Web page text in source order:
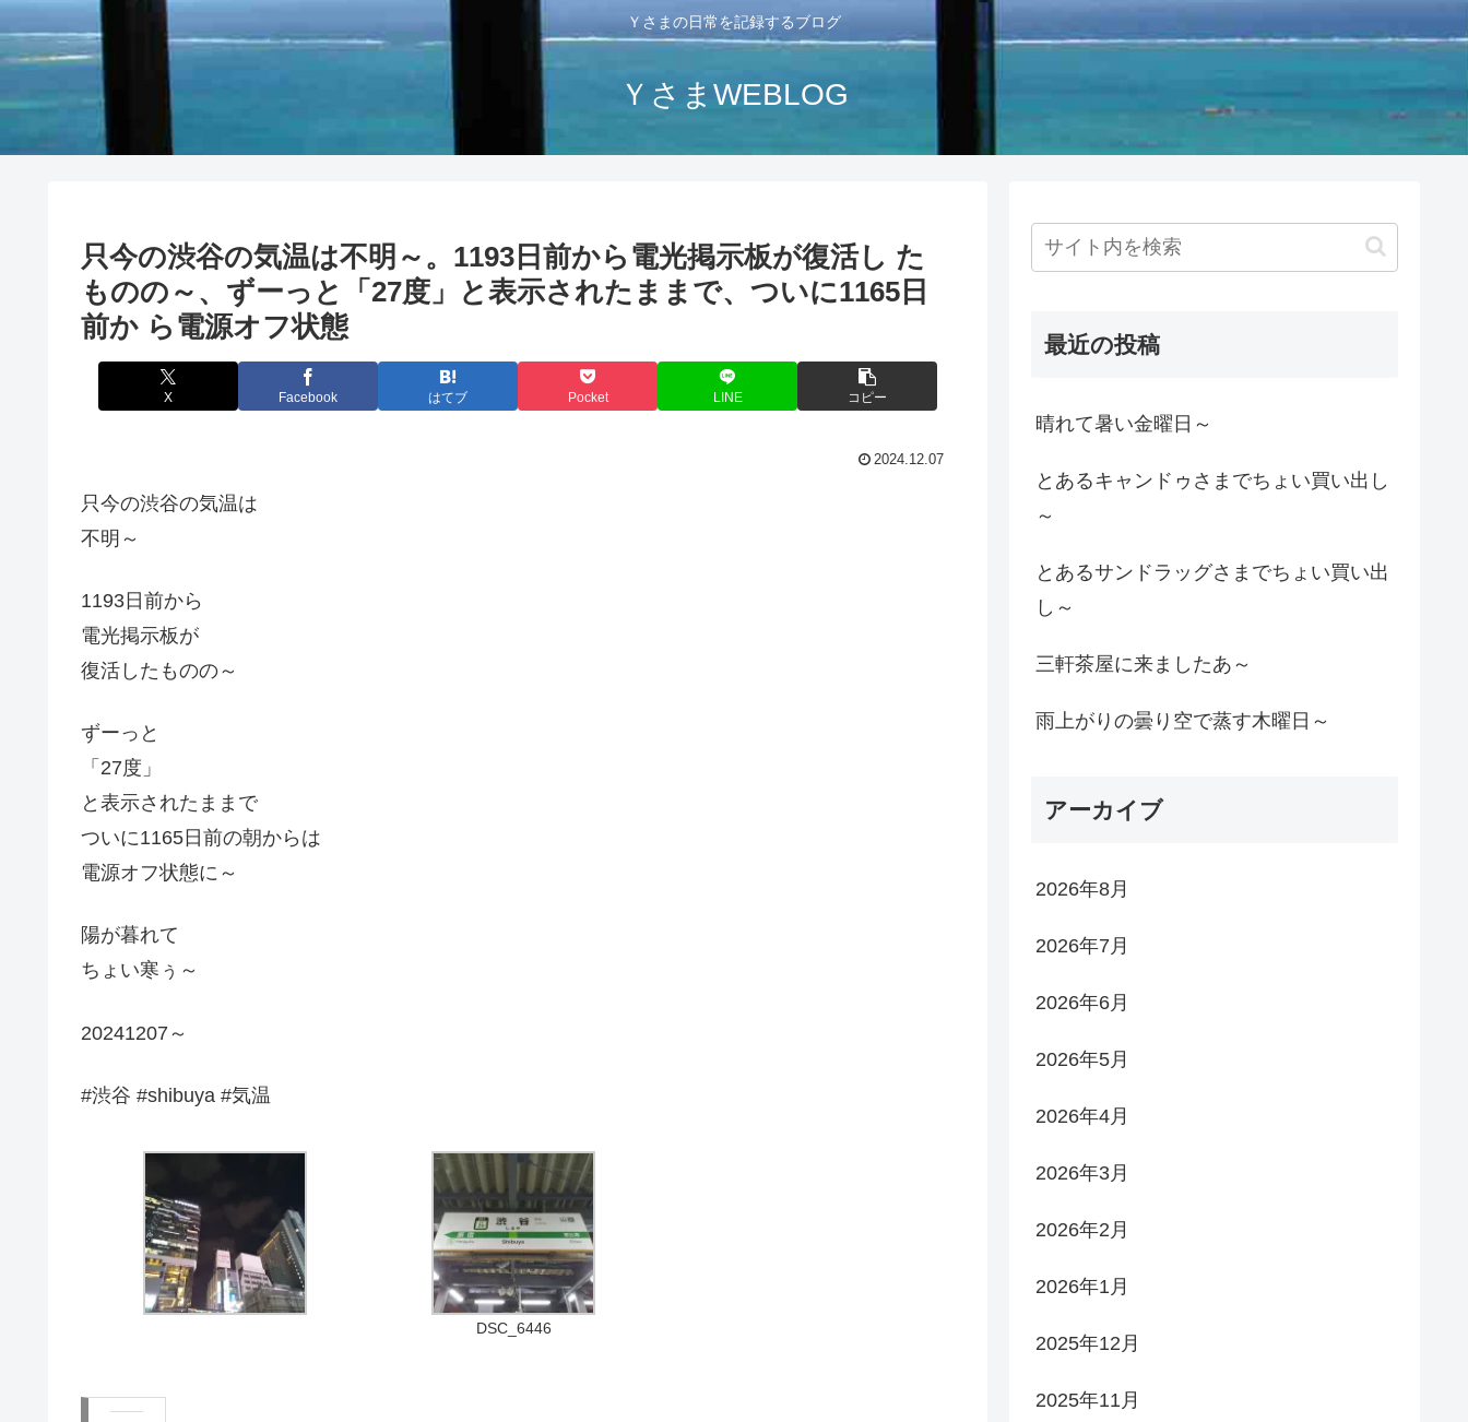
Ｙさまの日常を記録するブログ
ＹさまWEBLOG
只今の渋谷の気温は不明～。1193日前から電光掲示板が復活し た
ものの～、ずーっと「27度」と表示されたままで、ついに1165日
前か ら電源オフ状態
X Facebook はてブ Pocket LINE コピー
2024.12.07
只今の渋谷の気温は
不明～
1193日前から
電光掲示板が
復活したものの～
ずーっと
「27度」
と表示されたままで
ついに1165日前の朝からは
電源オフ状態に～
陽が暮れて
ちょい寒ぅ～
20241207～
#渋谷 #shibuya #気温
DSC_6446
最近の投稿
晴れて暑い金曜日～
とあるキャンドゥさまでちょい買い出し
～
とあるサンドラッグさまでちょい買い出
し～
三軒茶屋に来ましたあ～
雨上がりの曇り空で蒸す木曜日～
アーカイブ
2026年8月
2026年7月
2026年6月
2026年5月
2026年4月
2026年3月
2026年2月
2026年1月
2025年12月
2025年11月